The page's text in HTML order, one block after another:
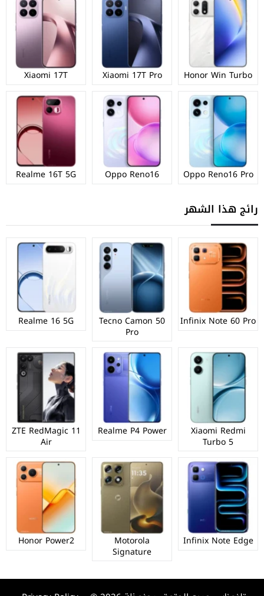
Honor Win Turbo
Xiaomi 17T Pro
Xiaomi 17T
Oppo Reno16 Pro
Oppo Reno16
Realme 16T 5G
رائج هذا الشهر
Infinix Note 60 Pro
Tecno Camon 50
Pro
Realme 16 5G
Xiaomi Redmi
Turbo 5
Realme P4 Power
ZTE RedMagic 11
Air
Infinix Note Edge
Motorola
Signature
Honor Power2